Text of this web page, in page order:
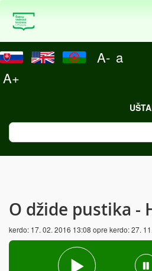
A- a
A+
O džide pustika -
kerdo: 17. 02. 2016 13:08 opre kerdo:27.